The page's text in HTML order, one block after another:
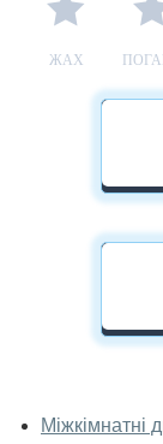
ЖАХ
Міжкімнатні